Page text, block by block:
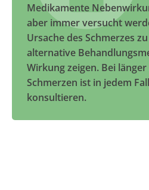
Medikamente
aber immer versucht
Ursache des Schmerzes
alternative
Wirkung zeigen. Bei
Schmerzen ist in jedem
konsultieren.